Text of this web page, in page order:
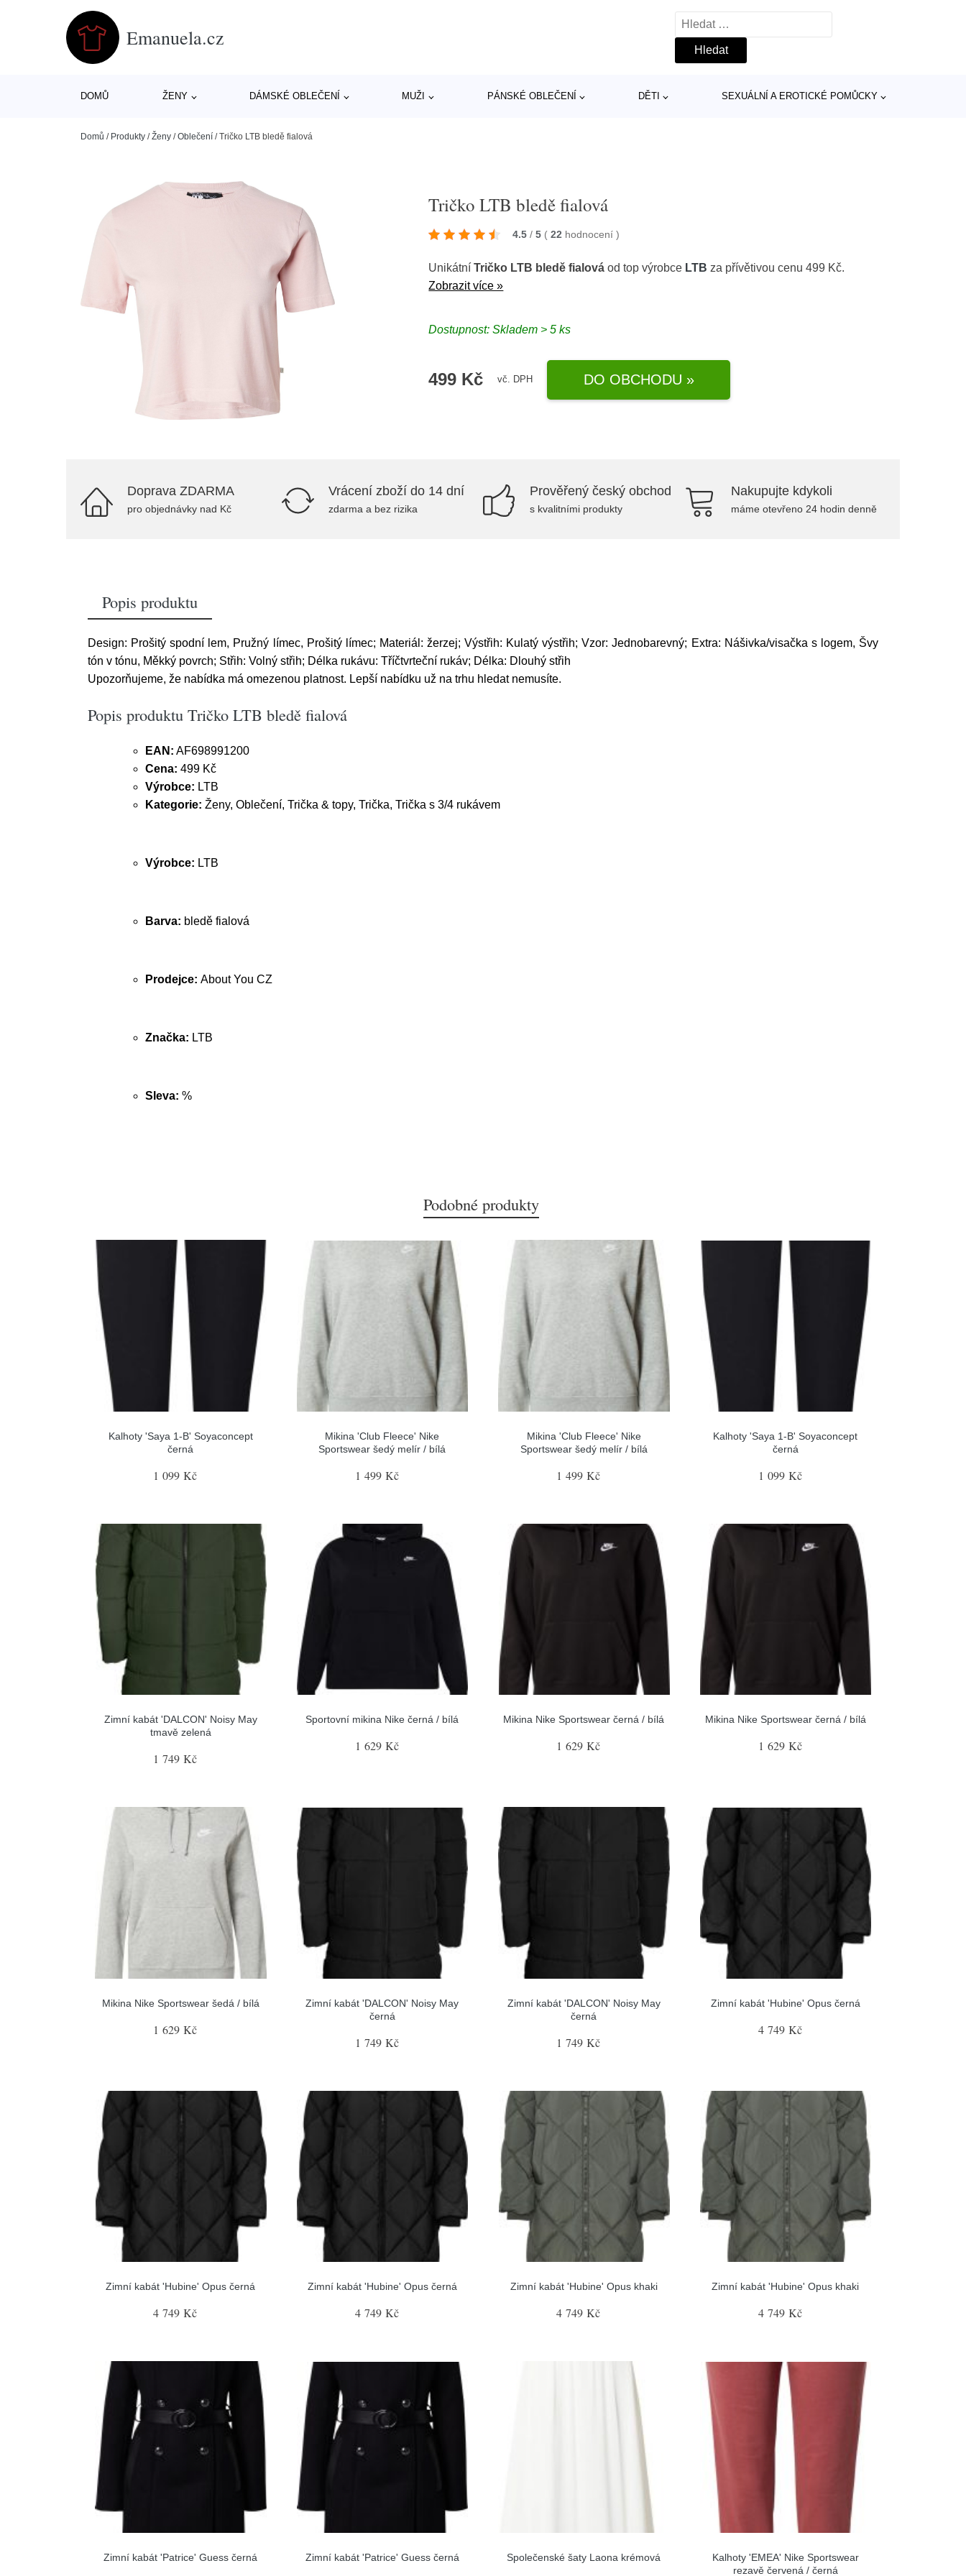
Emanuela.cz
Vyhledávání
DOMŮ ŽENY DÁMSKÉ OBLEČENÍ MUŽI PÁNSKÉ OBLEČENÍ DĚTI SEXUÁLNÍ A EROTICKÉ POMŮCKY
Domů / Produkty /Ženy /Oblečení /Tričko LTB bledě fialová
Tričko LTB bledě fialová
4.5 / 5 ( 22 hodnocení)
UnikátníTričko LTB bledě fialová od top výrobce LTB za přívětivou cenu 499 Kč.
Zobrazit více »
Dostupnost: Skladem > 5 ks
499 Kč vč. DPH DO OBCHODU »
Doprava ZDARMA
pro objednávky nad Kč
Vrácení zboží do 14 dní
zdarma a bez rizika
Prověřený český obchod
s kvalitními produkty
Nakupujte kdykoli
máme otevřeno 24 hodin denně
Popis produktu
Design: Prošitý spodní lem, Pružný límec, Prošitý límec; Materiál: žerzej; Výstřih: Kulatý výstřih; Vzor: Jednobarevný; Extra: Nášivka/visačka s logem, Švy
tón v tónu, Měkký povrch; Střih: Volný střih; Délka rukávu: Tříčtvrteční rukáv; Délka: Dlouhý střih
Upozorňujeme, že nabídka má omezenou platnost. Lepší nabídku už na trhu hledat nemusíte.
Popis produktu Tričko LTB bledě fialová
EAN: AF698991200
Cena: 499 Kč
Výrobce: LTB
Kategorie: Ženy, Oblečení, Trička & topy, Trička, Trička s 3/4 rukávem
Výrobce: LTB
Barva: bledě fialová
Prodejce: About You CZ
Značka: LTB
Sleva: %
Podobné produkty
Kalhoty 'Saya 1-B' Soyaconcept
černá
1 099 Kč
Mikina 'Club Fleece' Nike
Sportswear šedý melír / bílá
1 499 Kč
Mikina 'Club Fleece' Nike
Sportswear šedý melír / bílá
1 499 Kč
Kalhoty 'Saya 1-B' Soyaconcept
černá
1 099 Kč
Zimní kabát 'DALCON' Noisy May
tmavě zelená
1 749 Kč
Sportovní mikina Nike černá / bílá
1 629 Kč
Mikina Nike Sportswear černá / bílá
1 629 Kč
Mikina Nike Sportswear černá / bílá
1 629 Kč
Mikina Nike Sportswear šedá / bílá
1 629 Kč
Zimní kabát 'DALCON' Noisy May
černá
1 749 Kč
Zimní kabát 'DALCON' Noisy May
černá
1 749 Kč
Zimní kabát 'Hubine' Opus černá
4 749 Kč
Zimní kabát 'Hubine' Opus černá
4 749 Kč
Zimní kabát 'Hubine' Opus černá
4 749 Kč
Zimní kabát 'Hubine' Opus khaki
4 749 Kč
Zimní kabát 'Hubine' Opus khaki
4 749 Kč
Zimní kabát 'Patrice' Guess černá Zimní kabát 'Patrice' Guess černá Společenské šaty Laona krémová
Kalhoty 'EMEA' Nike Sportswear
rezavě červená / černá